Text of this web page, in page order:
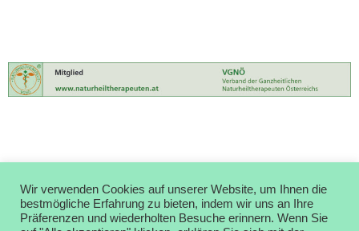
Wir verwenden Cookies auf unserer Website, um Ihnen die
bestmögliche Erfahrung zu bieten, indem wir uns an Ihre
Präferenzen und wiederholten Besuche erinnern. Wenn Sie